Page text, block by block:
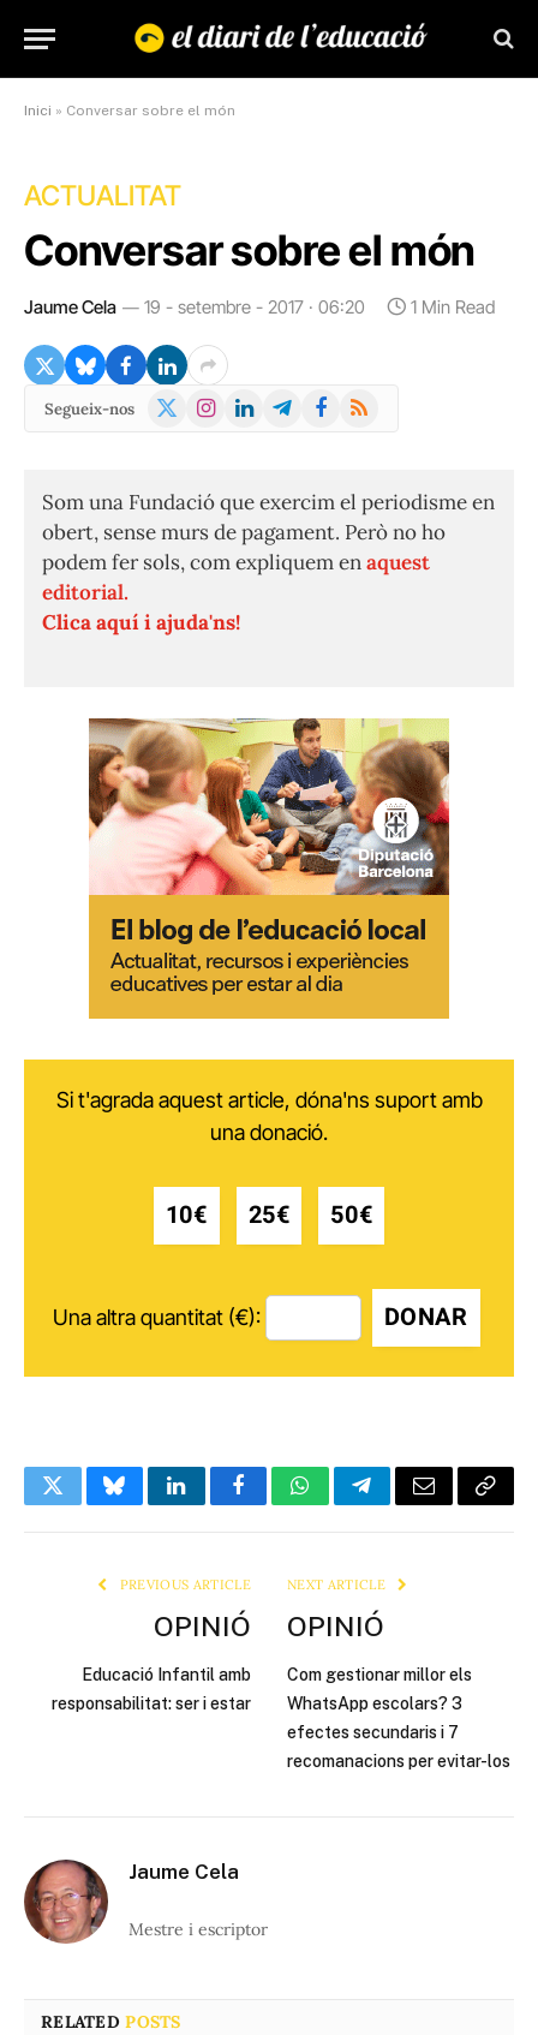
Inici » Conversar sobre el món
ACTUALITAT
Conversar sobre el món
Jaume Cela 19 - setembre - 2017 · 06:20 1 Min Read
Segueix-nos
X
Instagram
LinkedInTelegramFacebook
RSS
Som una Fundació que exercim el periodisme en
obert, sense murs de pagament. Però no ho
podem fer sols, com expliquem enaquest
editorial.
Clica aquí i ajuda'ns!
Si t'agrada aquest article, dóna'ns suport amb
una donació.
10€ 25€ 50€
Una altra quantitat (€): DONAR
TwitterBlueskyLinkedInFacebookWhatsAppTelegramEmail Copy
PREVIOUS ARTICLE
OPINIÓ
Educació Infantil amb
responsabilitat: ser i estar
NEXT ARTICLE
OPINIÓ
Com gestionar millor els
WhatsApp escolars? 3
efectes secundaris i 7
recomanacions per evitar-los
Jaume Cela
Mestre i escriptor
RELATEDPOSTS